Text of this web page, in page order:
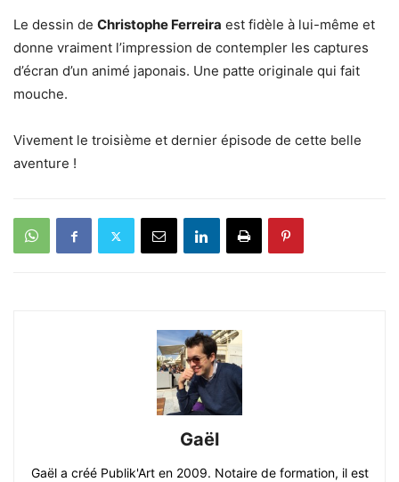
Le dessin de Christophe Ferreira est fidèle à lui-même et
donne vraiment l’impression de contempler les captures
d’écran d’un animé japonais. Une patte originale qui fait
mouche.
Vivement le troisième et dernier épisode de cette belle
aventure !
Gaël
Gaël a créé Publik'Art en 2009. Notaire de formation, il est